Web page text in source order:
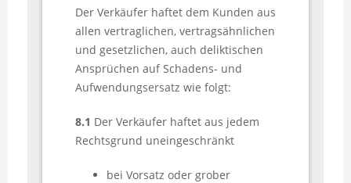
Der Verkäufer haftet dem Kunden aus
allen vertraglichen, vertragsähnlichen
und gesetzlichen, auch deliktischen
Ansprüchen auf Schadens- und
Aufwendungsersatz wie folgt:
8.1 Der Verkäufer haftet aus jedem
Rechtsgrund uneingeschränkt
bei Vorsatz oder grober